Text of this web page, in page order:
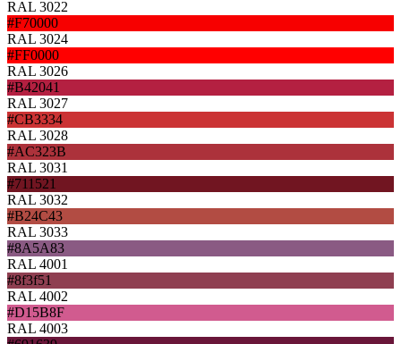
RAL 3022
#F70000
RAL 3024
#FF0000
RAL 3026
#B42041
RAL 3027
#CB3334
RAL 3028
#AC323B
RAL 3031
#711521
RAL 3032
#B24C43
RAL 3033
#8A5A83
RAL 4001
#8f3f51
RAL 4002
#D15B8F
RAL 4003